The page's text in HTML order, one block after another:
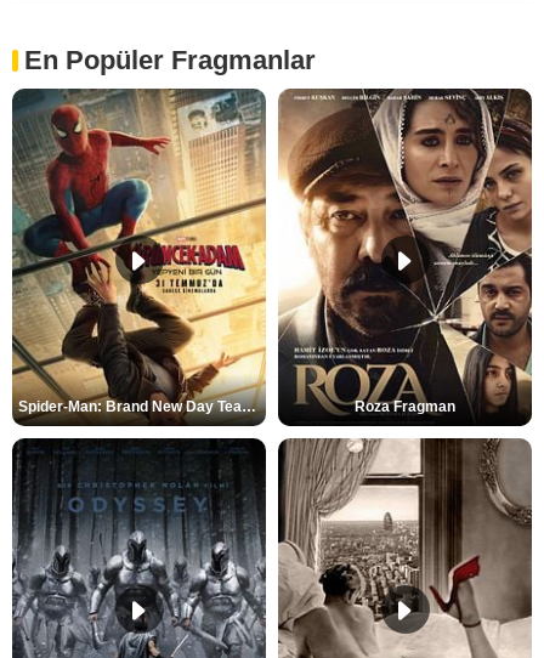
En Popüler Fragmanlar
Spider-Man: Brand New Day Teaser Roza Fragman